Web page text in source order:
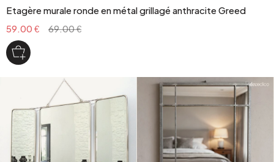
Etagère murale ronde en métal grillagé anthracite Greed
59.00 €
69.00 €